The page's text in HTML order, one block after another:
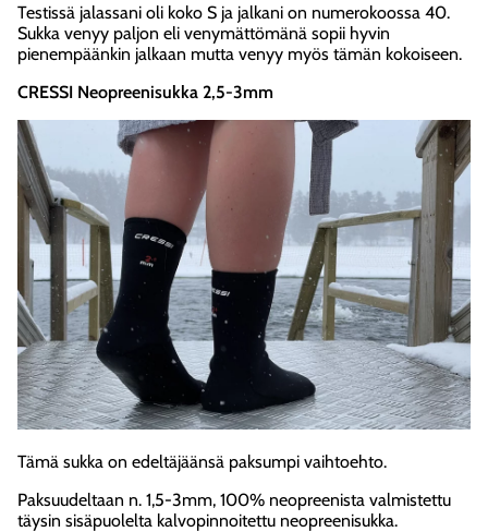
Testissä jalassani oli koko S ja jalkani on numerokoossa 40.
Sukka venyy paljon eli venymättömänä sopii hyvin
pienempäänkin jalkaan mutta venyy myös tämän kokoiseen.
CRESSI Neopreenisukka 2,5-3mm
Tämä sukka on edeltäjäänsä paksumpi vaihtoehto.
Paksuudeltaan n. 1,5-3mm, 100% neopreenista valmistettu
täysin sisäpuolelta kalvopinnoitettu neopreenisukka.